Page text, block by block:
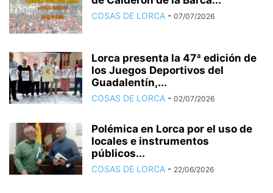
COSAS DE LORCA - 07/07/2026
Lorca presenta la 47ª edición de
los Juegos Deportivos del
Guadalentín,...
COSAS DE LORCA - 02/07/2026
Polémica en Lorca por el uso de
locales e instrumentos
públicos...
COSAS DE LORCA - 22/06/2026